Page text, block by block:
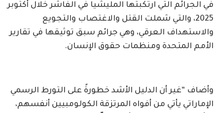
في الجرائم التي ارتكبتها المليشيا في الفاشر خلال أكتوبر
2025، والتي شملت القتل والاغتصاب والتجويع
والاستهداف العرقي، وهي جرائم سبق توثيقها في تقارير
الأمم المتحدة ومنظمات حقوق الإنسان.
وأضاف “غير أن الدليل الأشد خطورةً على التورط الرسمي
الإماراتي يأتي من أفواه المرتزقة الكولومبيين أنفسهم،